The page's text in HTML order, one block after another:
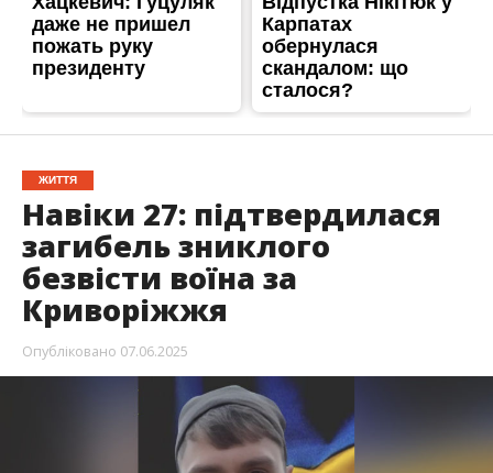
ЖИТТЯ
Навіки 27: підтвердилася
загибель зниклого
безвісти воїна за
Криворіжжя
Опубліковано 07.06.2025